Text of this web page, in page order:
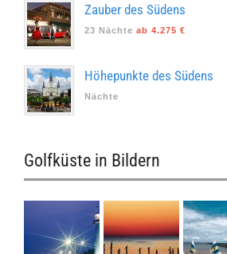
Zauber des Südens
23 Nächte ab 4.275 €
Höhepunkte des Südens
Nächte
Golfküste in Bildern